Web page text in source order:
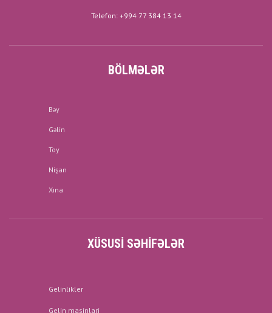
Telefon: +994 77 384 13 14
BÖLMƏLƏR
Bəy
Gəlin
Toy
Nişan
Xına
XÜSUSI SƏHIFƏLƏR
Gelinlikler
Gelin masinlari